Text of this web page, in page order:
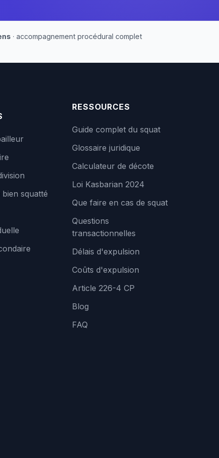
· accompagnement procédural complet
squatté
RESSOURCES
Guide complet du squat
Glossaire juridique
Calculateur de décote
Loi Kasbarian 2024
Que faire en cas de squat
Questions
transactionnelles
Délais d'expulsion
Coûts d'expulsion
Article 226-4 CP
Blog
FAQ